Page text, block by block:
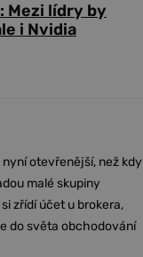
Mezi lídry by
i Nvidia
otevřenější, než kdy
malé skupiny
zřídí účet u brokera,
do světa obchodování